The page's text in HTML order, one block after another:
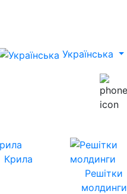
Українська
Крила
Решітки
молдинги